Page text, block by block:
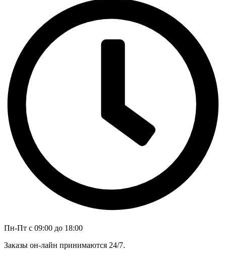
Пн-Пт с 09:00 до 18:00
Заказы он-лайн принимаются 24/7.